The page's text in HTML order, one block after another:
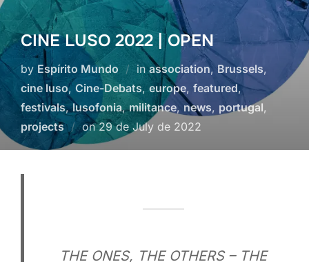
CINE LUSO 2022 | OPEN
by Espírito Mundo inassociation, Brussels,
cine luso, Cine-Debats, europe, featured,
festivals,lusofonia,militance, news, portugal,
projects
onPosted
on
29 de July de 2022
THE ONES, THE OTHERS – THE